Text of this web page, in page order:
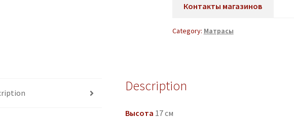
Контакты магазинов
Category: Матрасы
Description
Высота 17 см